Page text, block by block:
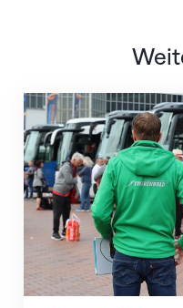
Twerenbold wird